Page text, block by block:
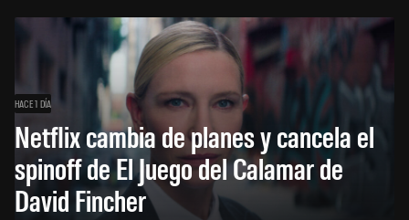
HACE 1 DÍA
Netflix cambia de planes y cancela el
spinoff de El Juego del Calamar de
David Fincher